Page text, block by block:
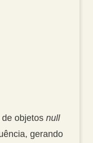
objetos null
gerando